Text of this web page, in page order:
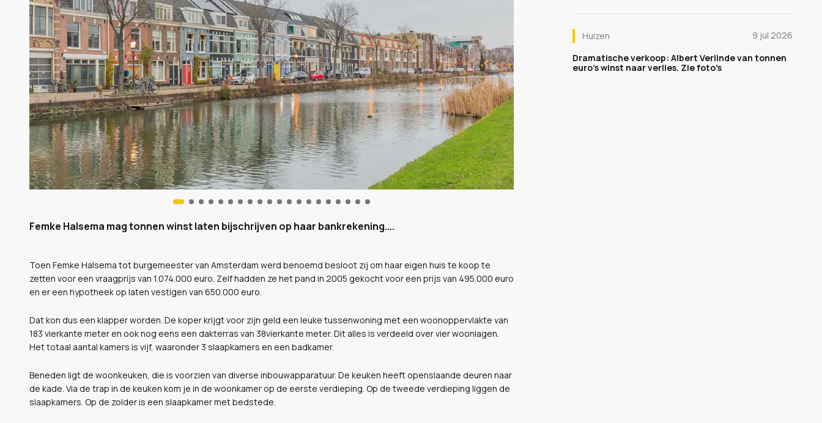
Femke Halsema mag tonnen winst laten bijschrijven op haar bankrekening....
Toen Femke Halsema tot burgemeester van Amsterdam werd benoemd besloot zij om haar eigen huis te koop te
zetten voor een vraagprijs van 1.074.000 euro. Zelf hadden ze het pand in 2005 gekocht voor een prijs van 495.000 euro
en er een hypotheek op laten vestigen van 650.000 euro.
Dat kon dus een klapper worden. De koper krijgt voor zijn geld een leuke tussenwoning met een woonoppervlakte van
183 vierkante meter en ook nog eens een dakterras van 38vierkante meter. Dit alles is verdeeld over vier woonlagen.
Het totaal aantal kamers is vijf, waaronder 3 slaapkamers en een badkamer.
Beneden ligt de woonkeuken, die is voorzien van diverse inbouwapparatuur. De keuken heeft openslaande deuren naar
de kade. Via de trap in de keuken kom je in de woonkamer op de eerste verdieping. Op de tweede verdieping liggen de
slaapkamers. Op de zolder is een slaapkamer met bedstede.
Huizen
9 jul 2026
Dramatische verkoop: Albert Verlinde van tonnen
euro's winst naar verlies. Zie foto's